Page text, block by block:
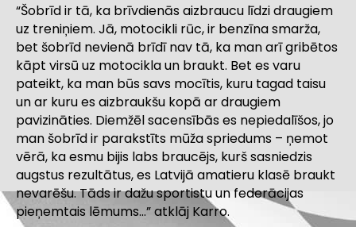
“Šobrīd ir tā, ka brīvdienās aizbraucu līdzi draugiem
uz treniņiem. Jā, motocikli rūc, ir benzīna smarža,
bet šobrīd nevienā brīdī nav tā, ka man arī gribētos
kāpt virsū uz motocikla un braukt. Bet es varu
pateikt, ka man būs savs mocītis, kuru tagad taisu
un ar kuru es aizbraukšu kopā ar draugiem
pavizināties. Diemžēl sacensībās es nepiedalīšos, jo
man šobrīd ir parakstīts mūža spriedums – ņemot
vērā, ka esmu bijis labs braucējs, kurš sasniedzis
augstus rezultātus, es Latvijā amatieru klasē braukt
nevarēšu. Tāds ir dažu sportistu un federācijas
pieņemtais lēmums…” atklāj Karro.